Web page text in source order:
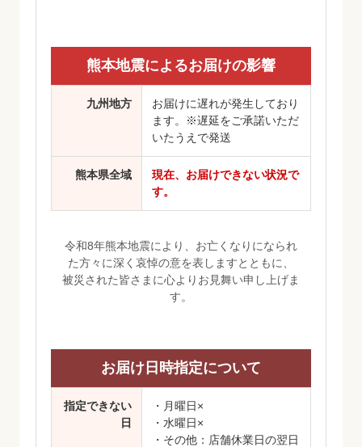
熊本地震によるお届けの影響
九州地方
お届けに遅れが発生しており
ます。※遅延をご承諾いただ
いたうえで発送
熊本県全域
現在、お届けできない状況で
す。
令和8年熊本地震により、お亡くなりになられ
た方々に深く哀悼の意を表しますとともに、
被災された皆さまに心よりお見舞い申し上げま
す。
お届け日時指定について
指定できない
日
・月曜日×
・水曜日×
・その他：店舗休業日の翌日